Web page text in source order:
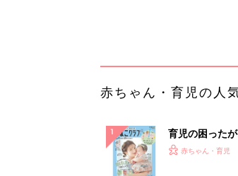
ら絶対チクタ
PR（チクタクメール便